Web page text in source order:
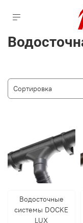
Водосточные
системы DOCKE
LUX